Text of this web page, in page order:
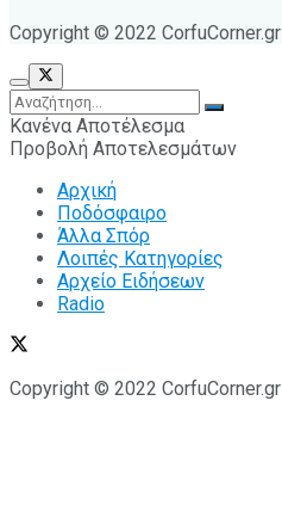
Copyright © 2022
Κανένα Αποτέλεσμα
Προβολή Αποτελεσμάτων
Αρχική
Ποδόσφαιρο
Άλλα Σπόρ
Λοιπές Κατηγορίες
Αρχείο Ειδήσεων
Radio
Copyright © 2022